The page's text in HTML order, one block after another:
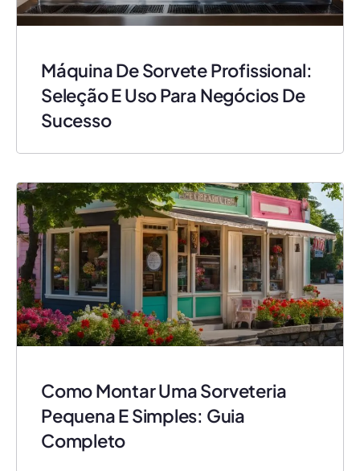
Máquina De Sorvete Profissional:
Seleção E Uso Para Negócios De
Sucesso
Como Montar Uma Sorveteria
Pequena E Simples: Guia
Completo